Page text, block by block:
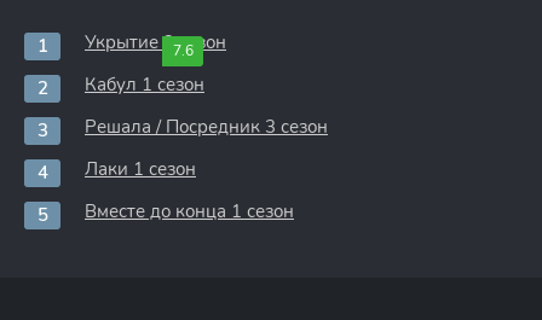
7.6
Укрытие 3 сезон
Кабул 1 сезон
Решала / Посредник 3 сезон
Лаки 1 сезон
Вместе до конца 1 сезон